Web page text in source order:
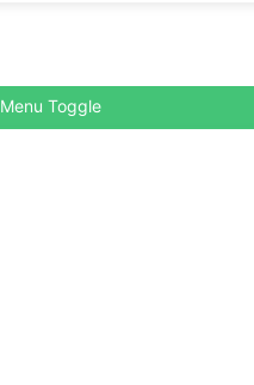
Menu Toggle